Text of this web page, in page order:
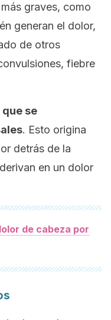
graves, como
generan el dolor,
de otros
fiebre
se
. Esto origina
detrás de la
en un dolor
de cabeza por